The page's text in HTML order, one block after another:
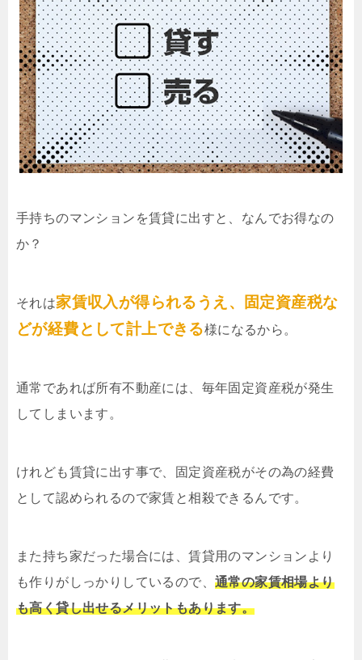
手持ちのマンションを賃貸に出すと、なんでお得なの
か？
それは家賃収入が得られるうえ、固定資産税な
どが経費として計上できる様になるから。
通常であれば所有不動産には、毎年固定資産税が発生
してしまいます。
けれども賃貸に出す事で、固定資産税がその為の経費
として認められるので家賃と相殺できるんです。
また持ち家だった場合には、賃貸用のマンションより
も作りがしっかりしているので、 通常の家賃相場より
も高く貸し出せるメリットもあります。